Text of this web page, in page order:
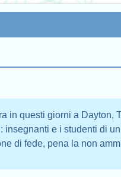
in questi giorni a Dayton,
insegnanti e i studenti di
di fede, pena la non